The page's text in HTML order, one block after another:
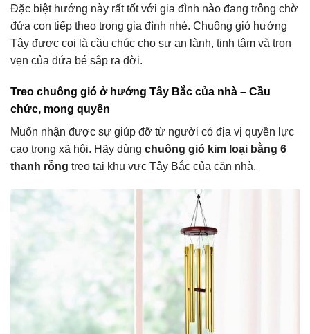
Đặc biệt hướng này rất tốt với gia đình nào đang trông chờ
đứa con tiếp theo trong gia đình nhé. Chuông gió hướng
Tây được coi là cầu chúc cho sự an lành, tịnh tâm và trọn
vẹn của đứa bé sắp ra đời.
Treo chuông gió ở hướng Tây Bắc của nhà – Cầu
chức, mong quyền
Muốn nhận được sự giúp đỡ từ người có địa vị quyền lực
cao trong xã hội. Hãy dùng chuông gió kim loại bằng 6
thanh rỗng treo tại khu vực Tây Bắc của căn nhà.